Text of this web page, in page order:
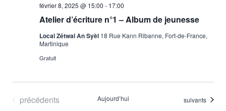
Atelier d’écriture n°1 – Album de jeunesse
février 8, 2025 @ 15:00 - 17:00
Local Zétwal An Syèl 18 Rue Kann Ribanne, Fort-de-France,
Martinique
Gratuit
Évènements
précédents Aujourd’hui Évènements
suivants